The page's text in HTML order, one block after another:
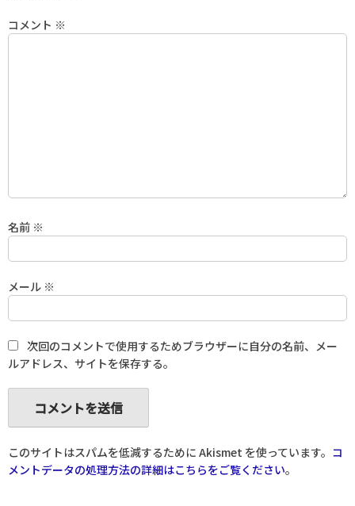
コメント ※
名前 ※
メール ※
次回のコメントで使用するためブラウザーに自分の名前、メー
ルアドレス、サイトを保存する。
このサイトはスパムを低減するために Akismet を使っています。 コ
メントデータの処理方法の詳細はこちらをご覧ください。